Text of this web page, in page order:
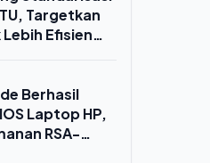
Targetkan
Efisien
Berhasil
Laptop HP,
RSA-
55